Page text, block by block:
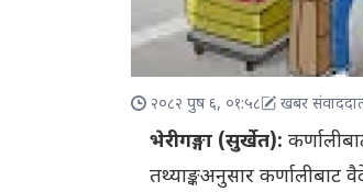
२०८२ पुष ६, ०१:५८ खबर
भेरीगङ्गा (सुर्खेत):
तथ्याङ्कअनुसार कर्णालीबाट